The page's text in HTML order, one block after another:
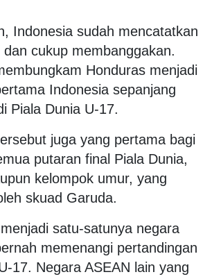
Indonesia sudah mencatatkan
dan cukup membanggakan.
Honduras menjadi
Indonesia sepanjang
Piala Dunia U-17.
juga yang pertama bagi
putaran final Piala Dunia,
kelompok umur, yang
skuad Garuda.
satu-satunya negara
memenangi pertandingan
17. Negara ASEAN lain yang